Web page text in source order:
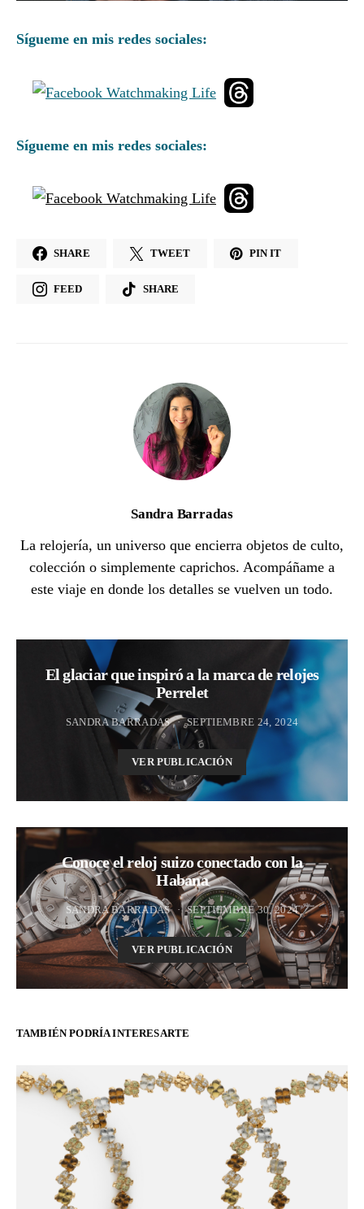
Sígueme en mis redes sociales:
Sígueme en mis redes sociales:
SHARE TWEET PIN IT
FEED SHARE
Sandra Barradas
La relojería, un universo que encierra objetos de culto,
colección o simplemente caprichos. Acompáñame a
este viaje en donde los detalles se vuelven un todo.
El glaciar que inspiró a la marca de relojes
Perrelet
SANDRA BARRADAS SEPTIEMBRE 24, 2024
VER PUBLICACIÓN
Conoce el reloj suizo conectado con la
Habana
SANDRA BARRADAS SEPTIEMBRE 30, 2024
VER PUBLICACIÓN
TAMBIÉN PODRÍA INTERESARTE